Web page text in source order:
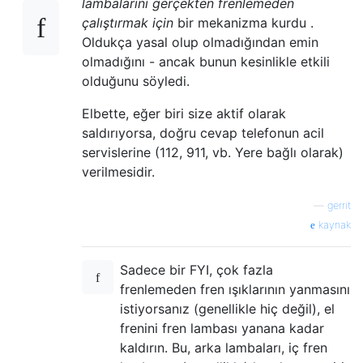
çalıştırmak için bir mekanizma kurdu .
Oldukça yasal olup olmadığından emin
olmadığını - ancak bunun kesinlikle etkili
olduğunu söyledi.
Elbette, eğer biri size aktif olarak
saldırıyorsa, doğru cevap telefonun acil
servislerine (112, 911, vb. Yere bağlı olarak)
verilmesidir.
gerrit
kaynak
Sadece bir FYI, çok fazla
frenlemeden fren ışıklarının yanmasını
istiyorsanız (genellikle hiç değil), el
frenini fren lambası yanana kadar
kaldırın. Bu, arka lambaları, iç fren